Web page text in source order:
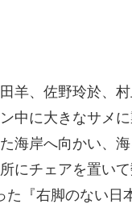
羊、佐野玲於、
中に大きなサメ
海岸へ向かい、
にチェアを置い
『右脚のない